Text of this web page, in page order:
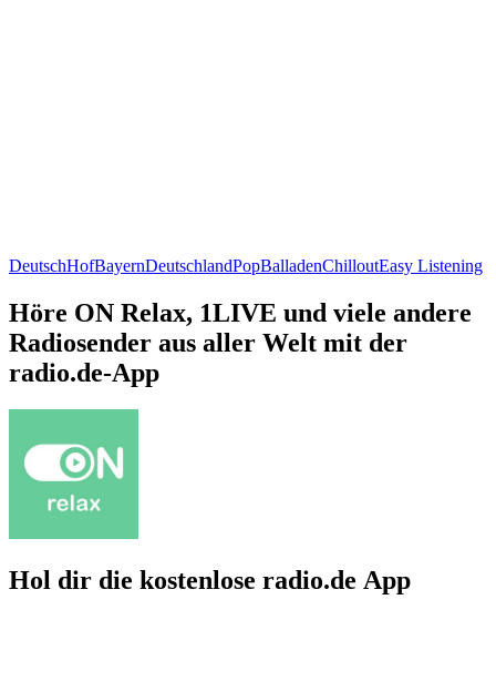
DeutschHofBayernDeutschlandPopBalladenChilloutEasy Listening
Höre ON Relax, 1LIVE und viele andere
Radiosender aus aller Welt mit der
radio.de-App
Hol dir die kostenlose radio.de App